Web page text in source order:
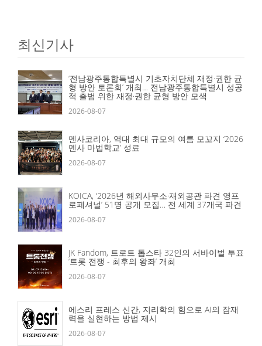
최신기사
‘전남광주통합특별시 기초자치단체 재정·권한 균
형 방안 토론회’ 개최… 전남광주통합특별시 성공
적 출범 위한 재정·권한 균형 방안 모색
2026-08-07
멘사코리아, 역대 최대 규모의 여름 모꼬지 ‘2026
멘사 마법학교’ 성료
2026-08-07
KOICA, ‘2026년 해외사무소·재외공관 파견 영프
로페셔널’ 51명 공개 모집… 전 세계 37개국 파견
2026-08-07
JK Fandom, 트로트 톱스타 32인의 서바이벌 투표
‘트롯 전쟁 - 최후의 왕좌’ 개최
2026-08-07
에스리 프레스 신간, 지리학의 힘으로 AI의 잠재
력을 실현하는 방법 제시
2026-08-07